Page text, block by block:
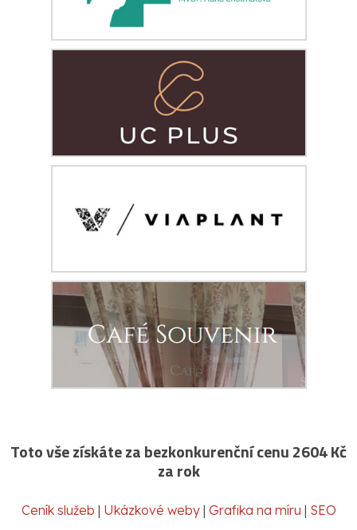
Toto vše získáte za bezkonkurenční cenu 2604 Kč
za rok
Ceník služeb | Ukázkové weby| Grafika na míru | SEO